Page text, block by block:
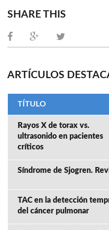
SHARE THIS
ARTÍCULOS
TÍTULO
Rayos X de torax vs.
ultrasonido en pacientes
críticos
Síndrome de Sjogren.
TAC en la detección
del cáncer pulmonar